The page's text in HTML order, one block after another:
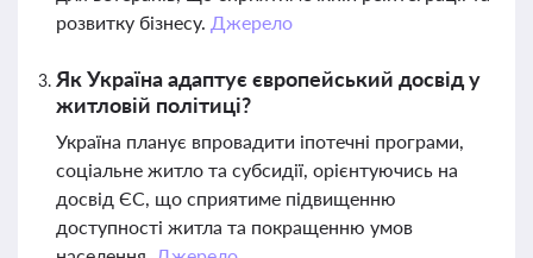
розвитку бізнесу. Джерело
Як Україна адаптує європейський досвід у
житловій політиці?
Україна планує впровадити іпотечні програми,
соціальне житло та субсидії, орієнтуючись на
досвід ЄС, що сприятиме підвищенню
доступності житла та покращенню умов